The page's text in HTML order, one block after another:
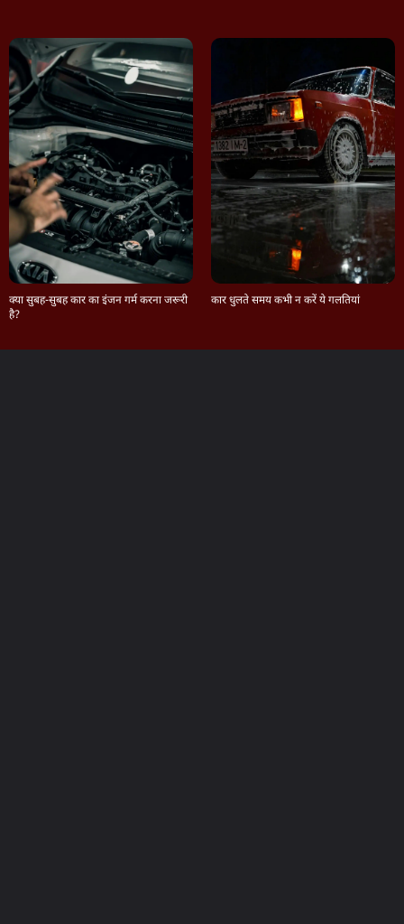
क्या सुबह-सुबह कार का इंजन गर्म करना जरूरी
है?
कार धुलते समय कभी न करें ये गलतियां